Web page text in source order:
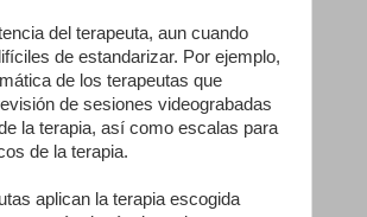
del terapeuta, aun cuando
de estandarizar. Por ejemplo,
de los terapeutas que
de sesiones videograbadas
la terapia, así como escalas para
de la terapia.
aplican la terapia escogida